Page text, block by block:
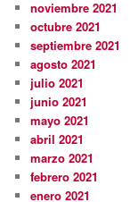
noviembre 2021
octubre 2021
septiembre 2021
agosto 2021
julio 2021
junio 2021
mayo 2021
abril 2021
marzo 2021
febrero 2021
enero 2021